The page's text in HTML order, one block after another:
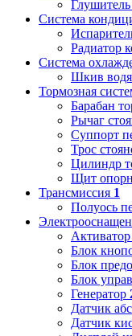
Система
Радиатор
Система
Шкив
Тормозная
Барабан
Рычаг
Суппорт
Трос
Цилиндр
Щит
Трансмиссия 1
Полуось
Блок
Блок
Блок
Генератор
Датчик
Датчик